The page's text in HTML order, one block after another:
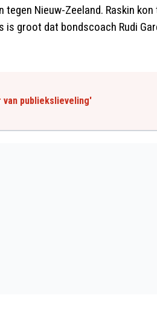
Nieuw-Zeeland. Raskin kon
is groot dat bondscoach Rudi
publiekslieveling'